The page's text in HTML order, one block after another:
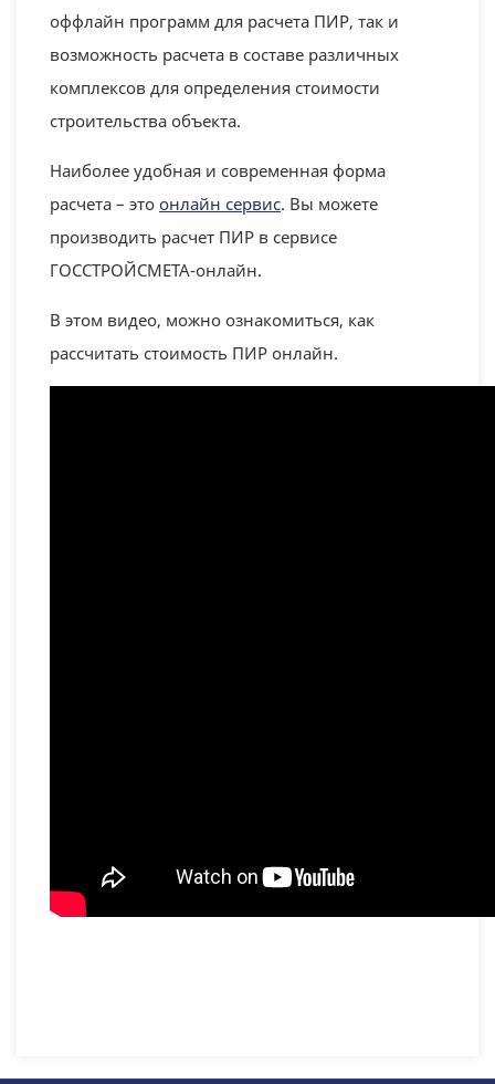
оффлайн программ для расчета ПИР, так и
возможность расчета в составе различных
комплексов для определения стоимости
строительства объекта.
Наиболее удобная и современная форма
расчета – это онлайн сервис. Вы можете
производить расчет ПИР в сервисе
ГОССТРОЙСМЕТА-онлайн.
В этом видео, можно ознакомиться, как
рассчитать стоимость ПИР онлайн.